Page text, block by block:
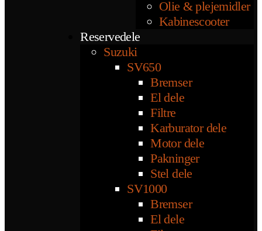
Olie & plejemidler
Kabinescooter
Reservedele
Suzuki
SV650
Bremser
El dele
Filtre
Karburator dele
Motor dele
Pakninger
Stel dele
SV1000
Bremser
El dele